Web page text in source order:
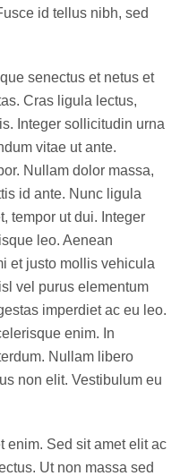
id tellus nibh, sed
senectus et netus et
Cras ligula lectus,
Integer sollicitudin urna
vitae ut ante.
Nullam dolor massa,
id ante. Nunc ligula
tempor ut dui. Integer
leo. Aenean
et justo mollis vehicula
vel purus elementum
imperdiet ac eu leo.
enim. In
Nullam libero
non elit. Vestibulum eu
enim. Sed sit amet elit ac
Ut non massa sed